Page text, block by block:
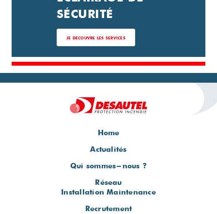
SÉCURITÉ
JE DÉCOUVRE LES SERVICES
Home
Actualités
Qui sommes-nous ?
Réseau
Installation Maintenance
Recrutement